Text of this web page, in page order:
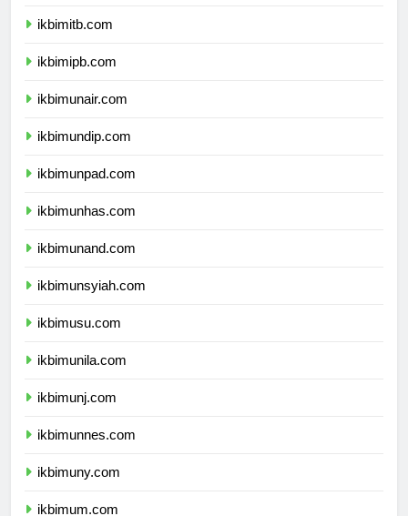
ikbimitb.com
ikbimipb.com
ikbimunair.com
ikbimundip.com
ikbimunpad.com
ikbimunhas.com
ikbimunand.com
ikbimunsyiah.com
ikbimusu.com
ikbimunila.com
ikbimunj.com
ikbimunnes.com
ikbimuny.com
ikbimum.com